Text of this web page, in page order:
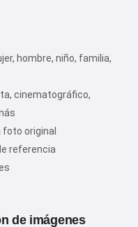
hombre, niño, familia,
cinematográfico,
original
referencia
de imágenes